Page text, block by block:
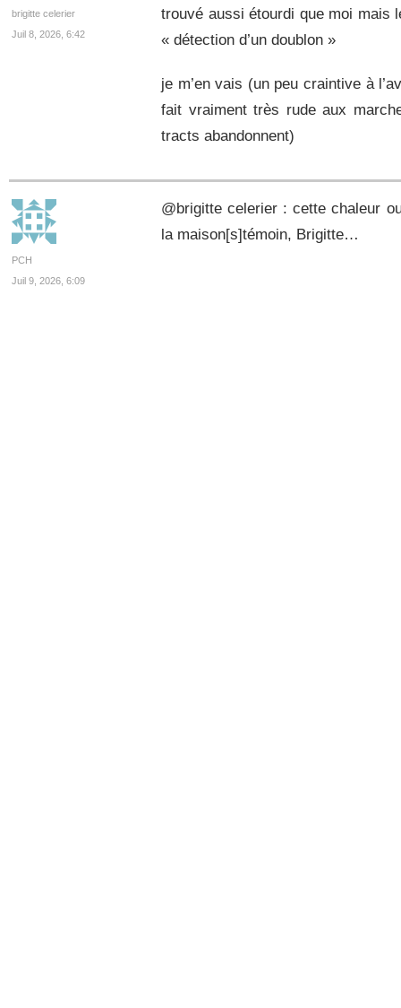
brigitte celerier
Juil 8, 2026, 6:42
trouvé aussi étourdi que moi mais
« détection d’un doublon »
je m’en vais (un peu craintive à
fait vraiment très rude aux
tracts abandonnent)
PCH
Juil 9, 2026, 6:09
@brigitte celerier : cette chaleur
la maison[s]témoin, Brigitte…